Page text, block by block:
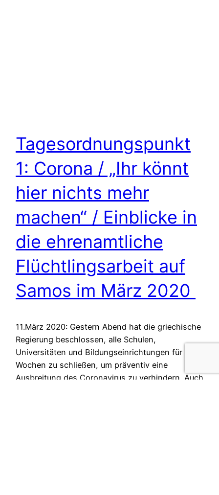
Tagesordnungspunkt
1: Corona / „Ihr könnt
hier nichts mehr
machen“ / Einblicke in
die ehrenamtliche
Flüchtlingsarbeit auf
Samos im März 2020
11.März 2020: Gestern Abend hat die griechische
Regierung beschlossen, alle Schulen,
Universitäten und Bildungseinrichtungen für zwei
Wochen zu schließen, um präventiv eine
Ausbreitung des Coronavirus zu verhindern. Auch